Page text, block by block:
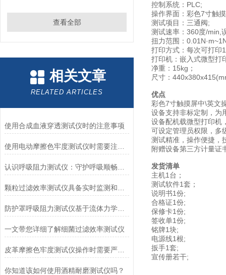
查看全部
相关文章
RELATED ARTICLES
使用合成血液穿透测试仪时的注意事项
防护罩呼吸阻力测试仪基于流体力学与压力传感技术
一文带您详细了解细菌过滤效率测试仪
皮革摩擦色牢度测试仪操作时需要严格遵循规程
你知道该如何使用酒精耐磨测试仪吗？
控制系统：PLC;
操作界面：彩色7寸触
测试项目：三通阀;
测试速率：360度/min,
扭力范围：
打印方式：每次可打印
打印机：嵌入式微型打
净重：15kg；
尺寸：
优点
彩色7寸触摸屏中\英文
设备支持非标定制，为
设备配机载微型打印机
可设定管理员权限，多
测试精准，操作便捷，
附赠设备第三方计量证
发货清单
主机1台；
测试软件1套；
说明书1份;
合格证1份;
保修卡1份;
签收单1份;
铭牌1块;
电源线1根;
扳手1套;
宣传册若干;